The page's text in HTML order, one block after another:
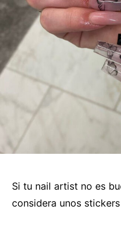
Si tu nail artist no es
considera unos